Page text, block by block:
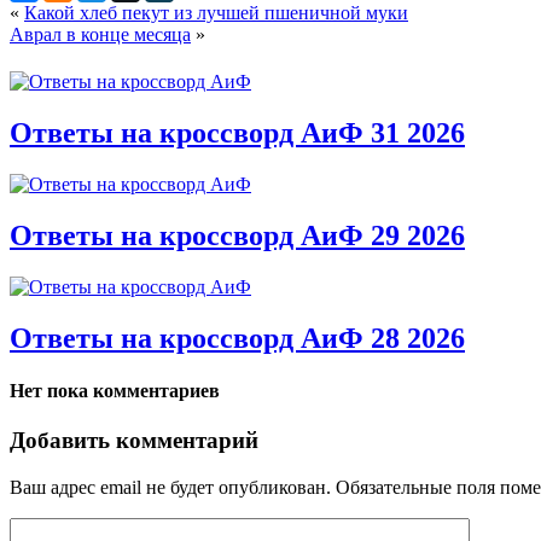
« Какой хлеб пекут из лучшей пшеничной муки
Аврал в конце месяца »
Ответы на кроссворд АиФ 31 2026
Ответы на кроссворд АиФ 29 2026
Ответы на кроссворд АиФ 28 2026
Нет пока комментариев
Добавить комментарий
Ваш адрес email не будет опубликован. Обязательные поля